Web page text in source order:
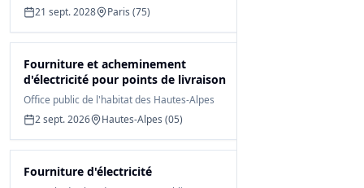
21 sept. 2028
Paris (75)
Fourniture et acheminement
d'électricité pour points de livraison
Office public de l'habitat des Hautes-Alpes
2 sept. 2026
Hautes-Alpes (05)
Fourniture d'électricité